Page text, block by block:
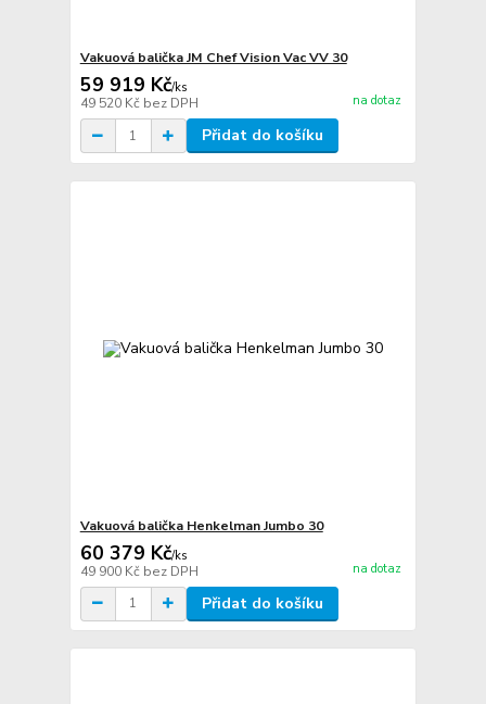
Vakuová balička JM Chef Vision Vac VV 30
59 919 Kč/ks
49 520 Kč bez DPH na dotaz
Přidat do košíku
Vakuová balička Henkelman Jumbo 30
60 379 Kč/ks
49 900 Kč bez DPH na dotaz
Přidat do košíku